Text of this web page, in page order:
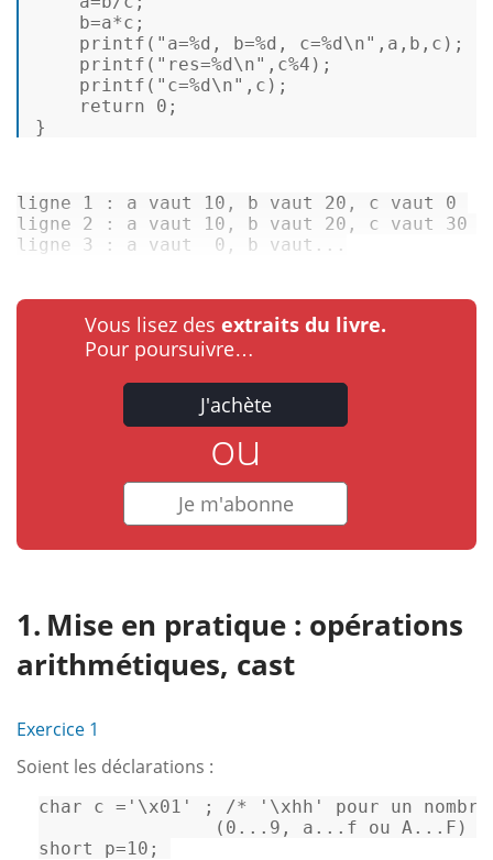
printf ( "a=%d, b=%d, c=%d\n"
printf ( "res=%d\n"
printf ( "c=%d\n"
return
0 ;
}
ligne 1 : a vaut 10 , b vaut 20 , c vaut
0
ligne
2 : a vaut 10 , b vaut 20 , c vaut
30
ligne
3 : a vaut 0 , b vaut ...
Vous lisez des extraits du livre.
Pour poursuivre…
J'achète
ou
Je m'abonne
Mise en pratique : opérations
arithmétiques, cast
Exercice 1
Soient les déclarations :
char c = '\x01' ; /* '\xhh' pour un
(0...9, a...f ou A...F) sur un
short
p=10 ;